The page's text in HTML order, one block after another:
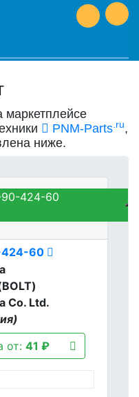
маркетплейсе
PNM-Parts.ru,
ниже.
- Болт
60
Co. Ltd.
от: 41 ₽
424-60